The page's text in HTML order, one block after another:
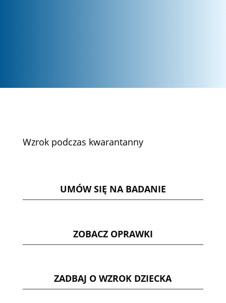
Wzrok podczas kwarantanny
UMÓW SIĘ NA BADANIE
ZOBACZ OPRAWKI
ZADBAJ O WZROK DZIECKA